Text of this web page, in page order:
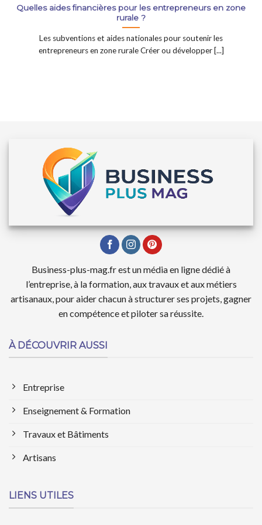
Quelles aides financières pour les entrepreneurs en zone
rurale ?
Les subventions et aides nationales pour soutenir les
entrepreneurs en zone rurale Créer ou développer [...]
Business-plus-mag.fr est un média en ligne dédié à
l’entreprise, à la formation, aux travaux et aux métiers
artisanaux, pour aider chacun à structurer ses projets, gagner
en compétence et piloter sa réussite.
À DÉCOUVRIR AUSSI
Entreprise
Enseignement & Formation
Travaux et Bâtiments
Artisans
LIENS UTILES